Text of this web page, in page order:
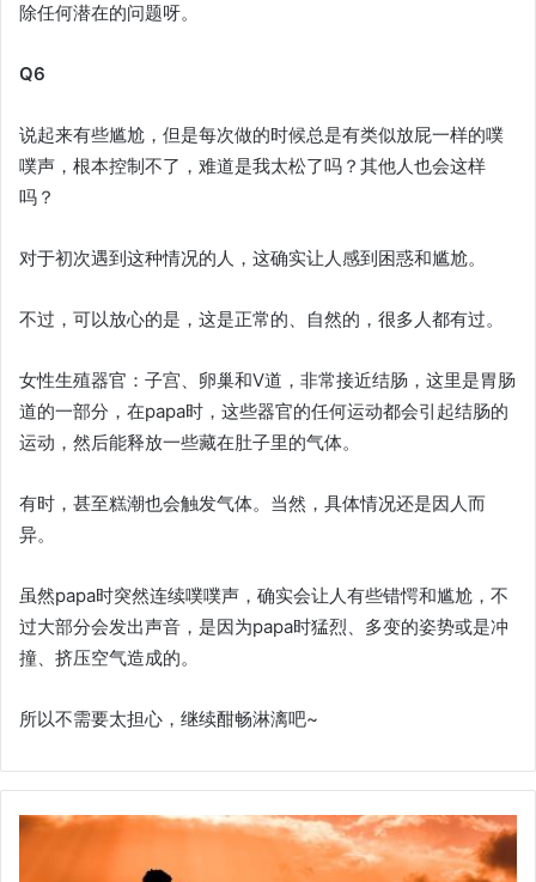
除任何潜在的问题呀。
Q6
说起来有些尴尬，但是每次做的时候总是有类似放屁一样的噗
噗声，根本控制不了，难道是我太松了吗？其他人也会这样
吗？
对于初次遇到这种情况的人，这确实让人感到困惑和尴尬。
不过，可以放心的是，这是正常的、自然的，很多人都有过。
女性生殖器官：子宫、卵巢和V道，非常接近结肠，这里是胃肠
道的一部分，在papa时，这些器官的任何运动都会引起结肠的
运动，然后能释放一些藏在肚子里的气体。
有时，甚至糕潮也会触发气体。当然，具体情况还是因人而
异。
虽然papa时突然连续噗噗声，确实会让人有些错愕和尴尬，不
过大部分会发出声音，是因为papa时猛烈、多变的姿势或是冲
撞、挤压空气造成的。
所以不需要太担心，继续酣畅淋漓吧~